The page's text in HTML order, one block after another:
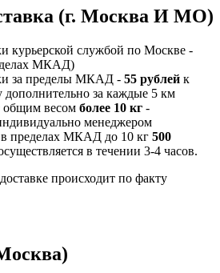
(г. Москва И МО)
курьерской службой по Москве -
МКАД)
за пределы МКАД - 55 рублей к
дополнительно за каждые 5 км
общим весом более 10 кг -
менеджером
в пределах МКАД до 10 кг 500
в течении 3-4 часов.
происходит по факту